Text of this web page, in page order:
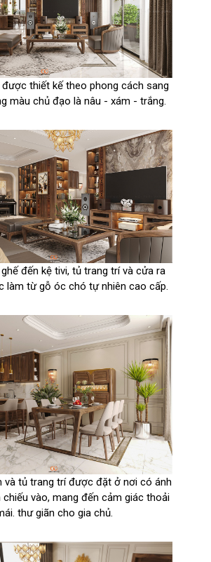
được thiết kế theo phong cách sang
màu chủ đạo là nâu - xám - trắng.
đến kệ tivi, tủ trang trí và cửa ra
làm từ gỗ óc chó tự nhiên cao cấp.
và tủ trang trí được đặt ở nơi có ánh
chiếu vào, mang đến cảm giác thoải
thư giãn cho gia chủ.